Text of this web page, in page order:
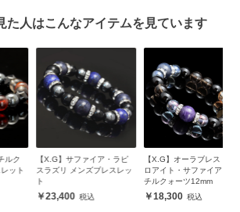
た人はこんなアイテムを見ています
【X.G】サファイア・ラピ
スラズリ メンズブレスレッ
23,400
【X.G】オーラブレス チャ
ロアイト・サファイア・ル
チルクォーツ12mm
18,300